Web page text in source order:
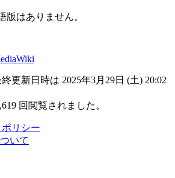
版はありません。
更新日時は 2025年3月29日 (土) 20:02
回閲覧されました。
リシー
いて